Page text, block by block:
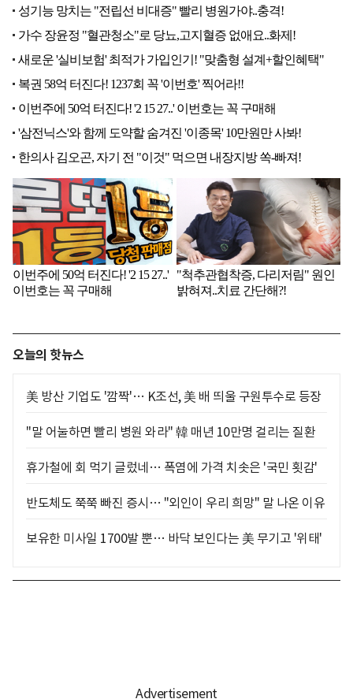
오늘의 핫뉴스
美 방산 기업도 '깜짝'… K조선, 美 배 띄울 구원투수로 등장
"말 어눌하면 빨리 병원 와라" 韓 매년 10만명 걸리는 질환
휴가철에 회 먹기 글렀네… 폭염에 가격 치솟은 '국민 횟감'
반도체도 쭉쭉 빠진 증시… "외인이 우리 희망" 말 나온 이유
보유한 미사일 1700발 뿐… 바닥 보인다는 美 무기고 '위태'